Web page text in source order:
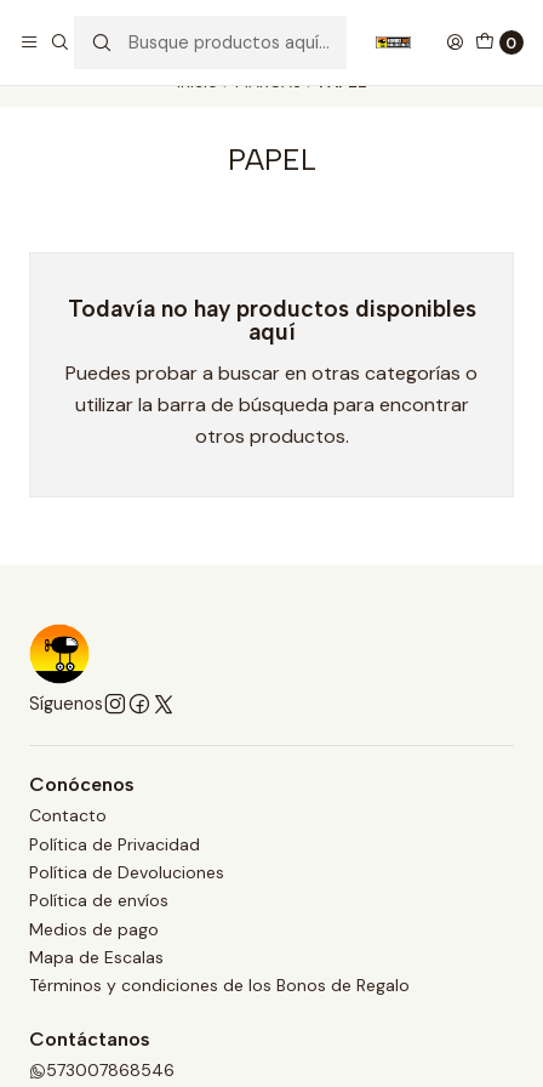
0
Inicio MARCAS PAPEL
PAPEL
Todavía no hay productos disponibles
aquí
Puedes probar a buscar en otras categorías o
utilizar la barra de búsqueda para encontrar
otros productos.
Síguenos
Conócenos
Contacto
Política de Privacidad
Política de Devoluciones
Política de envíos
Medios de pago
Mapa de Escalas
Términos y condiciones de los Bonos de Regalo
Contáctanos
573007868546